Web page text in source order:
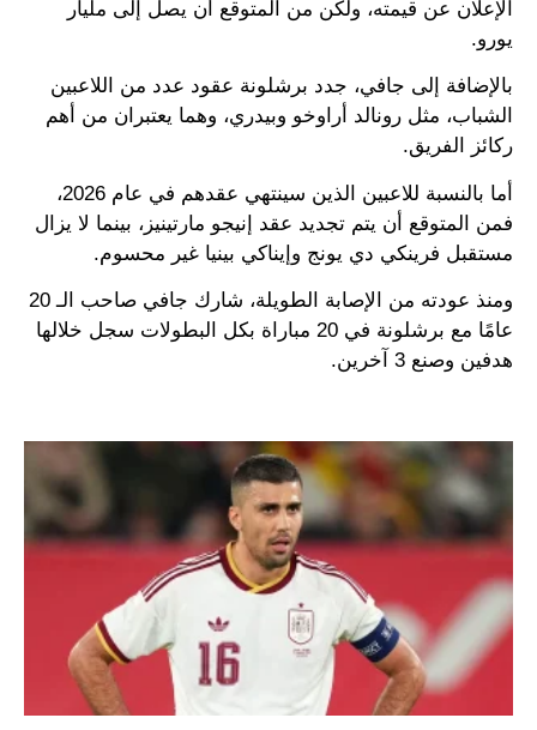
الإعلان عن قيمته، ولكن من المتوقع أن يصل إلى مليار
يورو.
بالإضافة إلى جافي، جدد برشلونة عقود عدد من اللاعبين
الشباب، مثل رونالد أراوخو وبيدري، وهما يعتبران من أهم
ركائز الفريق.
أما بالنسبة للاعبين الذين سينتهي عقدهم في عام 2026،
فمن المتوقع أن يتم تجديد عقد إنيجو مارتينيز، بينما لا يزال
مستقبل فرينكي دي يونج وإيناكي بينيا غير محسوم.
ومنذ عودته من الإصابة الطويلة، شارك جافي صاحب الـ 20
عامًا مع برشلونة في 20 مباراة بكل البطولات سجل خلالها
هدفين وصنع 3 آخرين.